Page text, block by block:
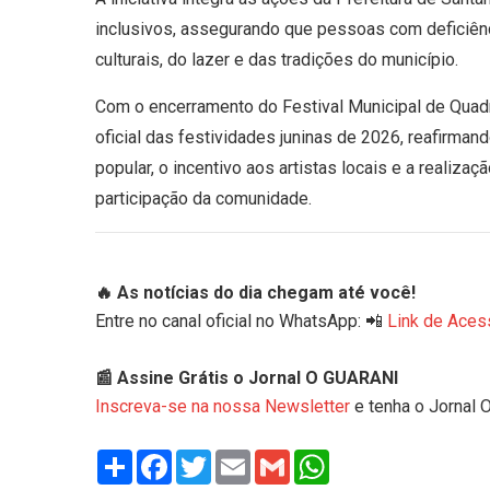
inclusivos, assegurando que pessoas com
culturais, do lazer e das tradições do município.
Com o encerramento do Festival Municipal de
oficial das festividades juninas de 2026,
popular, o incentivo aos artistas locais e a
participação da comunidade.
🔥 As notícias do dia chegam até você!
Entre no canal oficial no WhatsApp: 📲 Link de
📰 Assine Grátis o Jornal O GUARANI
Inscreva-se na nossa Newsletter e tenha o Jornal
Share Facebook
TwitterEmail Gmail